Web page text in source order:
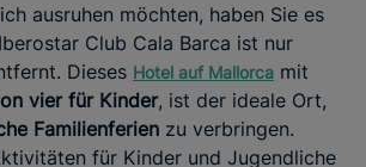
ausruhen möchten, haben Sie es
Club Cala Barca ist nur
Dieses Hotel auf Mallorca mit
vier für Kinder, ist der ideale Ort,
Familienferien zu verbringen.
für Kinder und Jugendliche